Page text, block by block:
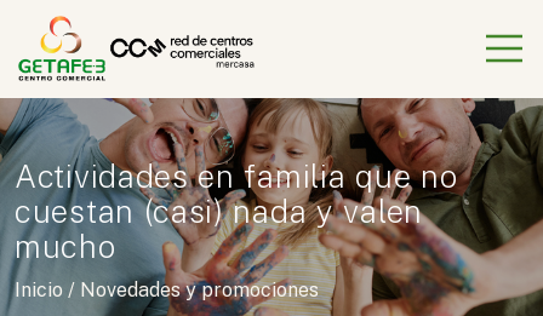
Actividades en familia que no
cuestan (casi) nada y valen
mucho
Inicio / Novedades y promociones